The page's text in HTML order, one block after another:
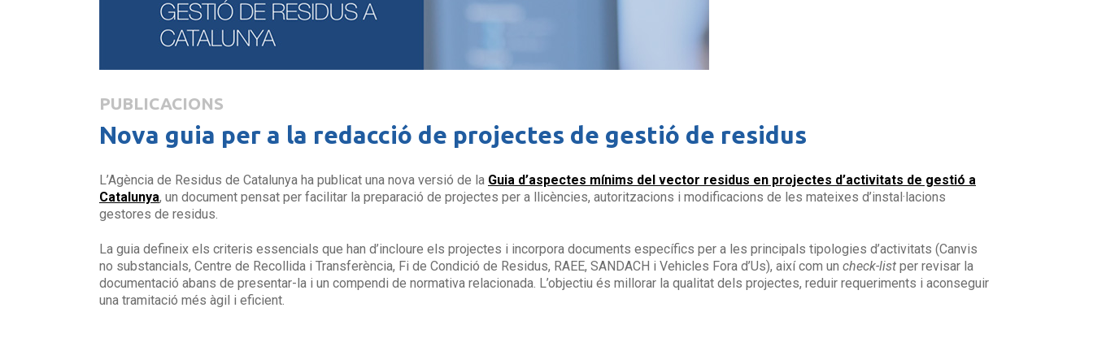
PUBLICACIONS
Nova guia per a la redacció de projectes de gestió de residus
L’Agència de Residus de Catalunya ha publicat una nova versió de la Guia d’aspectes mínims del vector residus en projectes d’activitats de gestió a
Catalunya, un document pensat per facilitar la preparació de projectes per a llicències, autoritzacions i modificacions de les mateixes d’instal·lacions
gestores de residus.
La guia defineix els criteris essencials que han d’incloure els projectes i incorpora documents específics per a les principals tipologies d’activitats (Canvis
no substancials, Centre de Recollida i Transferència, Fi de Condició de Residus, RAEE, SANDACH i Vehicles Fora d’Us), així com un check-list per revisar la
documentació abans de presentar-la i un compendi de normativa relacionada. L’objectiu és millorar la qualitat dels projectes, reduir requeriments i aconseguir
una tramitació més àgil i eficient.